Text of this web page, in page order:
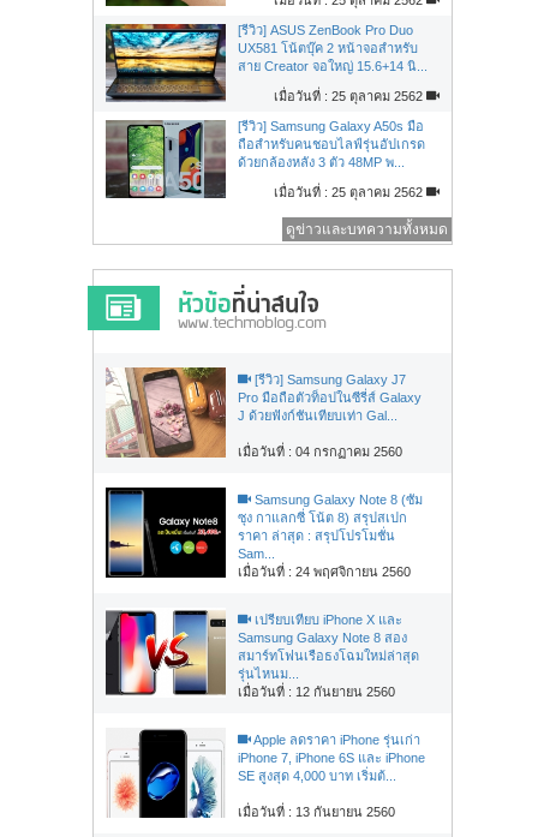
[รีวิว] ASUS ZenBook Pro Duo
UX581 โน้ตบุ๊ค 2 หน้าจอสำหรับ
สาย Creator จอใหญ่ 15.6+14 นิ...
เมื่อวันที่ : 25 ตุลาคม 2562
[รีวิว] Samsung Galaxy A50s มือ
ถือสำหรับคนชอบไลฟ์รุ่นอัปเกรด
ด้วยกล้องหลัง 3 ตัว 48MP พ...
เมื่อวันที่ : 25 ตุลาคม 2562
ดูข่าวและบทความทั้งหมด
[รีวิว] Samsung Galaxy J7
Pro มือถือตัวท็อปในซีรี่ส์ Galaxy
J ด้วยฟังก์ชันเทียบเท่า Gal...
เมื่อวันที่ : 04 กรกฏาคม 2560
Samsung Galaxy Note 8 (ซัม
ซุง กาแลกซี่ โน้ต 8) สรุปสเปก
ราคา ล่าสุด : สรุปโปรโมชั่น
Sam...
เมื่อวันที่ : 24 พฤศจิกายน 2560
เปรียบเทียบ iPhone X และ
Samsung Galaxy Note 8 สอง
สมาร์ทโฟนเรือธงโฉมใหม่ล่าสุด
รุ่นไหนม...
เมื่อวันที่ : 12 กันยายน 2560
Apple ลดราคา iPhone รุ่นเก่า
iPhone 7, iPhone 6S และ iPhone
SE สูงสุด 4,000 บาท เริ่มต้...
เมื่อวันที่ : 13 กันยายน 2560